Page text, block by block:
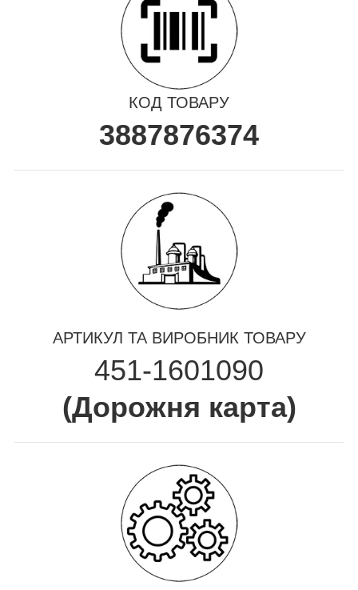
КОД ТОВАРУ
3887876374
АРТИКУЛ ТА ВИРОБНИК ТОВАРУ
451-1601090
(Дорожня карта)